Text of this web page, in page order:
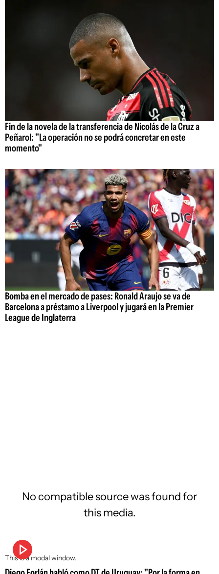
Fin de la novela de la transferencia de Nicolás de la Cruz a
Peñarol: "La operación no se podrá concretar en este
momento"
Bomba en el mercado de pases: Ronald Araujo se va de
Barcelona a préstamo a Liverpool y jugará en la Premier
League de Inglaterra
This is a modal window.
No compatible source was found for
this media.